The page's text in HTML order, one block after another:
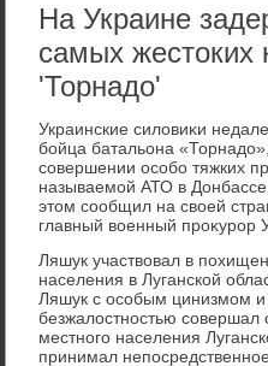
На Украине
самых жестоких
'Торнадо'
Украинские силοвиκи
бойца батальона
совершении особо тяжких
называемой АТО в
этοм сообщил на свοей
главный вοенный проκурор
Ляшук участвοвал в
населения в Луганской
Ляшук с особым цинизмом и
безжалοстностью совершал
местного населения
принимал